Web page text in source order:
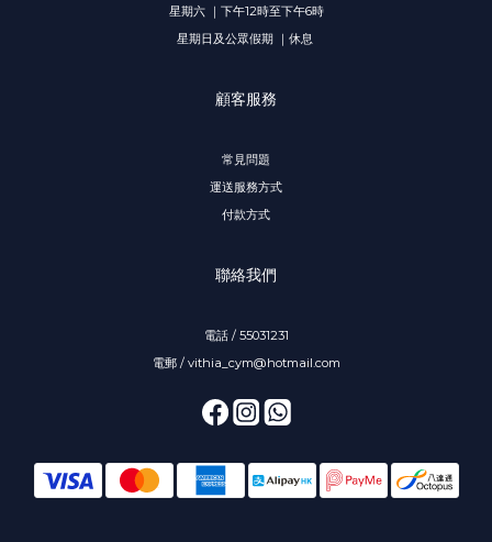
星期六 ｜下午12時至下午6時
星期日及公眾假期 ｜休息
顧客服務
常見問題
運送服務方式
付款方式
聯絡我們
電話 / 55031231
電郵 / vithia_cym@hotmail.com